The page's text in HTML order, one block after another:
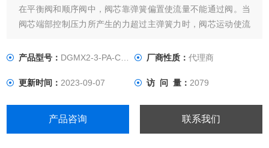
在平衡阀和顺序阀中，阀芯靠弹簧偏置使流量不能通过阀。当
阀芯端部控制压力所产生的力超过主弹簧力时，阀芯运动使流
在减压阀中，流道是常开的，在控制压力超过阀的设定值时才
产品型号： DGMX2-3-PA-CW-B-40 厂商性质： 代理商
更新时间：2023-09-07 访 问 量： 2079
产品咨询 联系我们